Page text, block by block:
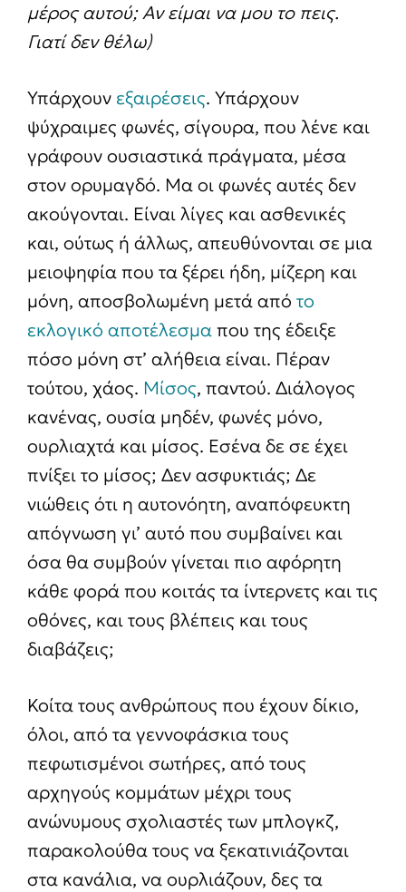
μέρος αυτού; Αν είμαι να μου το πεις.
Γιατί δεν θέλω)
Υπάρχουν εξαιρέσεις. Υπάρχουν
ψύχραιμες φωνές, σίγουρα, που λένε και
γράφουν ουσιαστικά πράγματα, μέσα
στον ορυμαγδό. Μα οι φωνές αυτές δεν
ακούγονται. Είναι λίγες και ασθενικές
και, ούτως ή άλλως, απευθύνονται σε μια
μειοψηφία που τα ξέρει ήδη, μίζερη και
μόνη, αποσβολωμένη μετά από το
εκλογικό αποτέλεσμαπου της έδειξε
πόσο μόνη στ’ αλήθεια είναι. Πέραν
τούτου, χάος. Μίσος, παντού. Διάλογος
κανένας, ουσία μηδέν, φωνές μόνο,
ουρλιαχτά και μίσος. Εσένα δε σε έχει
πνίξει το μίσος; Δεν ασφυκτιάς; Δε
νιώθεις ότι η αυτονόητη, αναπόφευκτη
απόγνωση γι’ αυτό που συμβαίνει και
όσα θα συμβούν γίνεται πιο αφόρητη
κάθε φορά που κοιτάς τα ίντερνετς και τις
οθόνες, και τους βλέπεις και τους
διαβάζεις;
Κοίτα τους ανθρώπους που έχουν δίκιο,
όλοι, από τα γεννοφάσκια τους
πεφωτισμένοι σωτήρες, από τους
αρχηγούς κομμάτων μέχρι τους
ανώνυμους σχολιαστές των μπλογκζ,
παρακολούθα τους να ξεκατινιάζονται
στα κανάλια, να ουρλιάζουν, δες τα